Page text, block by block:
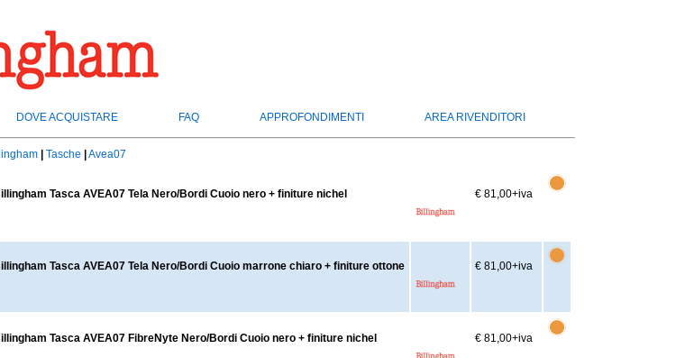
DOVE ACQUISTARE FAQ APPROFONDIMENTI AREA RIVENDITORI
Tasche Avea07
Tasca AVEA07 Tela Nero/Bordi Cuoio nero + finiture nichel € 81,00+iva
Tasca AVEA07 Tela Nero/Bordi Cuoio marrone chiaro + finiture ottone € 81,00+iva
Tasca AVEA07 FibreNyte Nero/Bordi Cuoio nero + finiture nichel € 81,00+iva